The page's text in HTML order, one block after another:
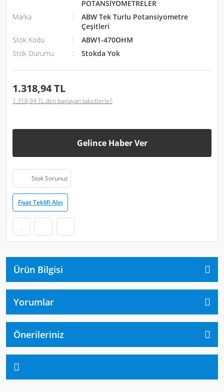
POTANSİYOMETRELER
Marka
ABW Tek Turlu Potansiyometre
Çeşitleri
Stok Kodu
ABW1-470OHM
Stok Durumu
Stokda Yok
1.318,94 TL
1.318,94 TL den başlayan taksitlerle!!
Gelince Haber Ver
Stok Sorunuz
Fiyat Teklifi Alın
Ürün Bilgisi
Yorumlar
Önerileriniz